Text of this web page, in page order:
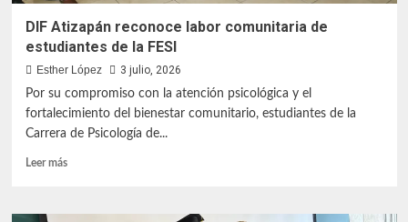
DIF Atizapán reconoce labor comunitaria de
estudiantes de la FESI
Esther López
3 julio, 2026
Por su compromiso con la atención psicológica y el
fortalecimiento del bienestar comunitario, estudiantes de la
Carrera de Psicología de...
Leer másLeer
DIF